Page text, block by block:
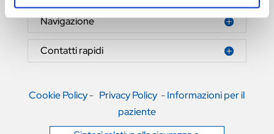
Navigazione
Contatti rapidi
Cookie Policy- Privacy Policy -Informazioni per il
paziente